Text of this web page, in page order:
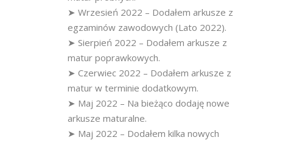
➤ Wrzesień 2022 – Dodałem arkusze z
egzaminów zawodowych (Lato 2022).
➤ Sierpień 2022 – Dodałem arkusze z
matur poprawkowych.
➤ Czerwiec 2022 – Dodałem arkusze z
matur w terminie dodatkowym.
➤ Maj 2022 – Na bieżąco dodaję nowe
arkusze maturalne.
➤ Maj 2022 – Dodałem kilka nowych